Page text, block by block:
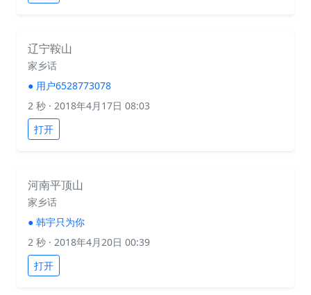
辽宁鞍山
家乡话
● 用户6528773078
2 秒 · 2018年4月17日 08:03
打开
河南平顶山
家乡话
● 韩宇只为你
2 秒 · 2018年4月20日 00:39
打开